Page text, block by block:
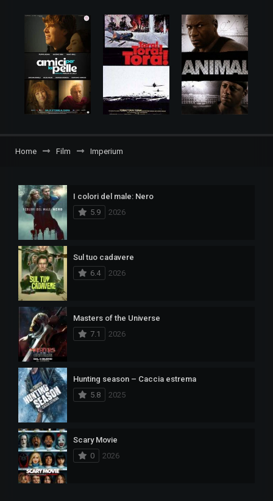
Home Film Imperium
I colori del male: Nero
5.9
2026
Sul tuo cadavere
6.4
2026
Masters of the Universe
7.1
2026
Hunting season – Caccia estrema
5.8
2025
Scary Movie
0
2026